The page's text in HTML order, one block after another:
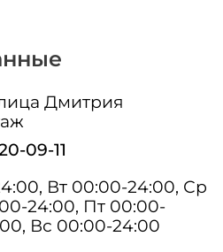
Дмитрия
09-11
Вт 00:00-24:00, Ср
24:00, Пт 00:00-
Вс 00:00-24:00